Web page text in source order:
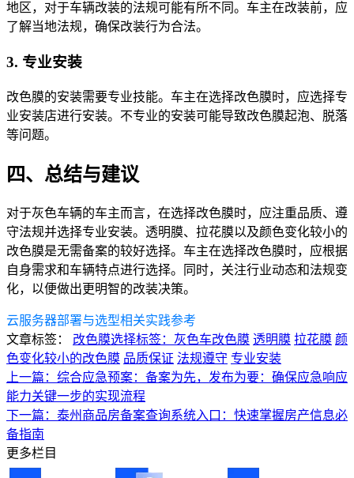
地区，对于车辆改装的法规可能有所不同。车主在改装前，应
了解当地法规，确保改装行为合法。
3. 专业安装
改色膜的安装需要专业技能。车主在选择改色膜时，应选择专
业安装店进行安装。不专业的安装可能导致改色膜起泡、脱落
等问题。
四、总结与建议
对于灰色车辆的车主而言，在选择改色膜时，应注重品质、遵
守法规并选择专业安装。透明膜、拉花膜以及颜色变化较小的
改色膜是无需备案的较好选择。车主在选择改色膜时，应根据
自身需求和车辆特点进行选择。同时，关注行业动态和法规变
化，以便做出更明智的改装决策。
云服务器部署与选型相关实践参考
文章标签：
改色膜选择标签：灰色车改色膜 透明膜 拉花膜 颜
色变化较小的改色膜 品质保证 法规遵守 专业安装
上一篇：综合应急预案：备案为先，发布为要：确保应急响应
能力关键一步的实现流程
下一篇：泰州商品房备案查询系统入口：快速掌握房产信息必
备指南
更多栏目